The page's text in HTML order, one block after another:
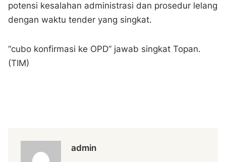
potensi kesalahan administrasi dan prosedur lelang
dengan waktu tender yang singkat.
“cubo konfirmasi ke OPD” jawab singkat Topan.
(TIM)
admin